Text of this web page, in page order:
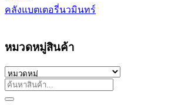
คลังแบตเตอรี่นวมินทร์
หมวดหมู่สินค้า